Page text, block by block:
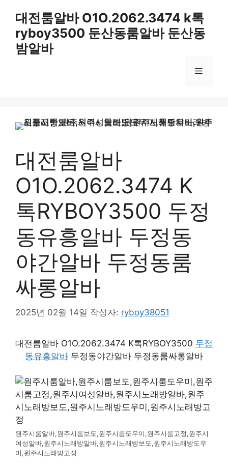
대전룸알바 O1O.2062.3474 k톡
ryboy3500 둔산동룸알바 둔산동
밤알바
메
대전룸알바
O1O.2062.3474 K
톡RYBOY3500 두정
동유흥알바 두정동
야간알바 두정동룸
싸롱알바
2025년 02월 14일 작성자: ryboy38051
대전룸알바 O1O.2062.3474 K톡RYBOY3500 두정
동유흥알바 두정동야간알바 두정동룸싸롱알바
원주시룸알바,원주시룸보도,원주시룸도우미,원주시룸고정,원주시
여성알바,원주시노래방알바,원주시노래방보도,원주시노래방도우
미,원주시노래방고정